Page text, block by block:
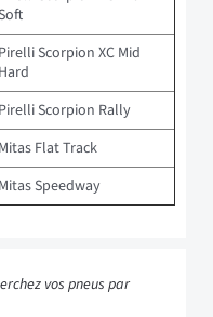
Pirelli Scorpion XC Mid
Hard
Pirelli Scorpion Rally
Mitas Flat Track
Mitas Speedway
vos pneus par